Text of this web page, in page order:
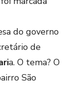
do governo
de
a. O tema? O
São